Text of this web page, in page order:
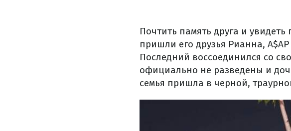
Почтить память друга и
пришли его друзья Рианна,
Последний воссоединился со
официально не разведены и
семья пришла в черной,